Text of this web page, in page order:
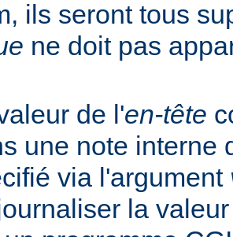
ils seront tous
ne doit pas
de l'en-tête
une note interne
via l'argument
la